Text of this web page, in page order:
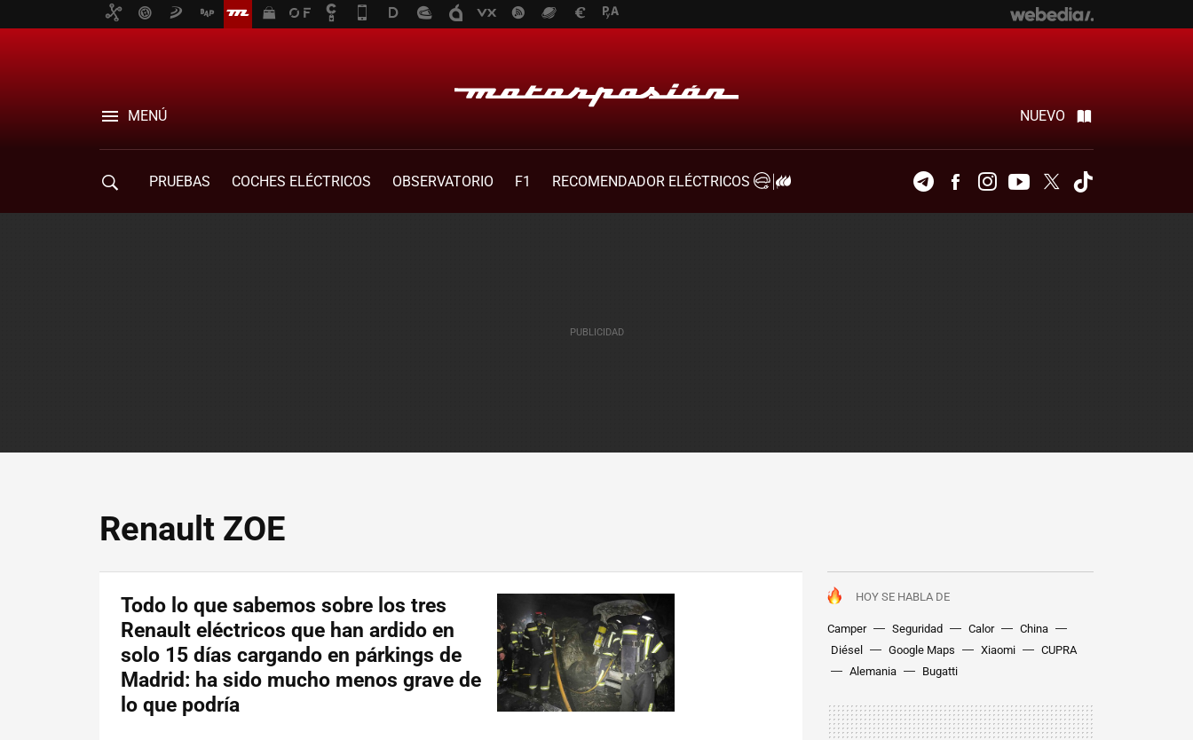
MENÚ NUEVO
PRUEBAS COCHES ELÉCTRICOS OBSERVATORIO F1
RECOMENDADOR ELÉCTRICOS
TelegramFacebookInstagramYoutubeTwitter
Renault ZOE
HOY SE HABLA DE
Camper Seguridad Calor
China
Diésel
Google Maps Xiaomi
CUPRA
Alemania
Bugatti
Todo lo que sabemos sobre los tres
Renault eléctricos que han ardido en
solo 15 días cargando en párkings de
Madrid: ha sido mucho menos grave de
lo que podría